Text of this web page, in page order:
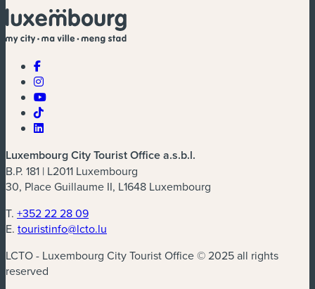
Luxembourg City Tourist Office a.s.b.l.
B.P. 181 | L2011 Luxembourg
30, Place Guillaume II, L1648 Luxembourg
T. +352 22 28 09
E. touristinfo@lcto.lu
LCTO - Luxembourg City Tourist Office © 2025 all rights
reserved